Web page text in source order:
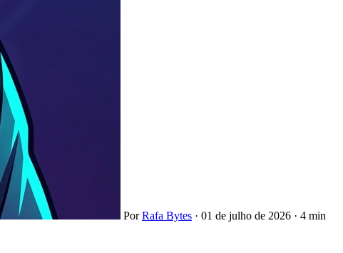
PorRafa Bytes · 01 de julho de 2026 · 4 min